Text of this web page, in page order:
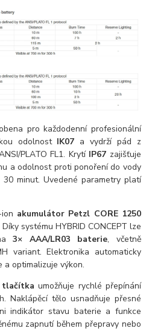
pro každodenní profesionální
odolnost IK07 a vydrží pád z
PLATO FL1. Krytí IP67 zajišťuje
a odolnost proti ponoření do vody
minut. Uvedené parametry platí
akumulátor Petzl CORE 1250
systému HYBRID CONCEPT lze
3× AAA/LR03 baterie, včetně
variant. Elektronika automaticky
a optimalizuje výkon.
tlačítka umožňuje rychlé přepínání
Naklápěcí tělo usnadňuje přesné
indikátor stavu baterie a funkce
zapnutí během přepravy nebo